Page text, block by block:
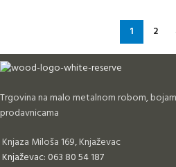
1 2
Trgovina na malo metalnom robom,
prodavnicama
Knjaza Miloša 169, Knjaževac
Knjaževac: 063 80 54 187